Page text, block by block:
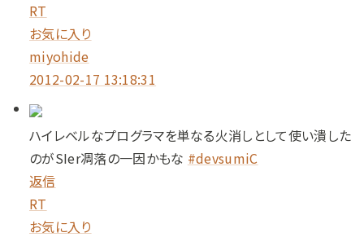
RT
お気に入り
miyohide
2012-02-17 13:18:31
ハイレベルなプログラマを単なる火消しとして使い潰した
のがSIer凋落の一因かもな #devsumiC
返信
RT
お気に入り